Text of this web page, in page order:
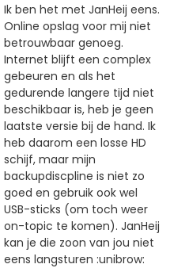
Ik ben het met JanHeij eens.
Online opslag voor mij niet
betrouwbaar genoeg.
Internet blijft een complex
gebeuren en als het
gedurende langere tijd niet
beschikbaar is, heb je geen
laatste versie bij de hand. Ik
heb daarom een losse HD
schijf, maar mijn
backupdiscpline is niet zo
goed en gebruik ook wel
USB-sticks (om toch weer
on-topic te komen). JanHeij
kan je die zoon van jou niet
eens langsturen :unibrow: